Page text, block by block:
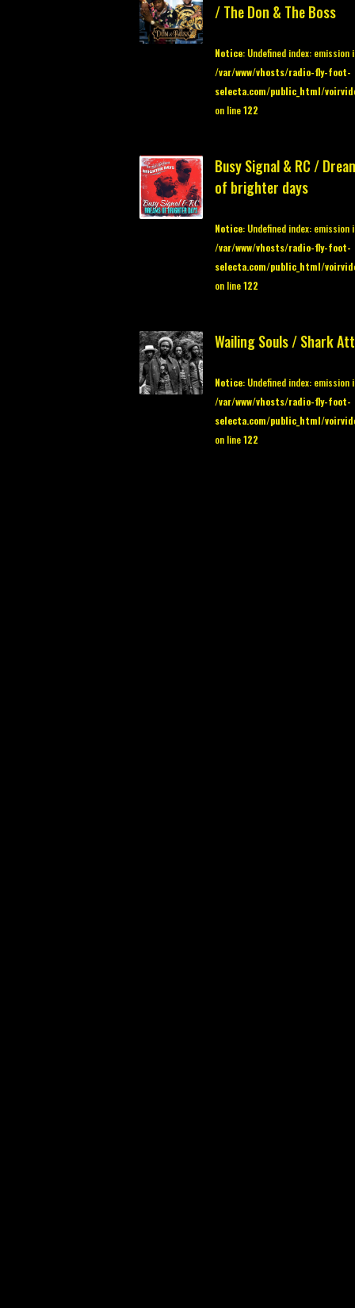
/ The Don & The Boss
Notice: Undefined index: emission
/var/www/vhosts/radio-fly-foot-
selecta.com/public_html/
on line122
Busy Signal & RC /
of brighter days
Notice: Undefined index: emission
/var/www/vhosts/radio-fly-foot-
selecta.com/public_html/
on line122
Wailing Souls / Shark
Notice: Undefined index: emission
/var/www/vhosts/radio-fly-foot-
selecta.com/public_html/
on line122